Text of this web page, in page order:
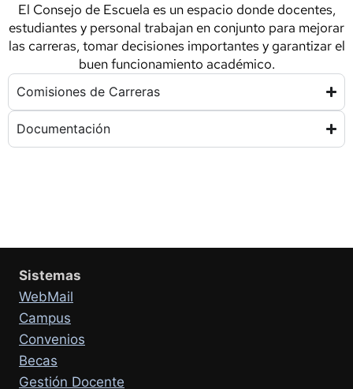
El Consejo de Escuela es un espacio donde docentes,
estudiantes y personal trabajan en conjunto para mejorar
las carreras, tomar decisiones importantes y garantizar el
buen funcionamiento académico.
Comisiones de Carreras
Documentación
Sistemas
WebMail
Campus
Convenios
Becas
Gestión Docente